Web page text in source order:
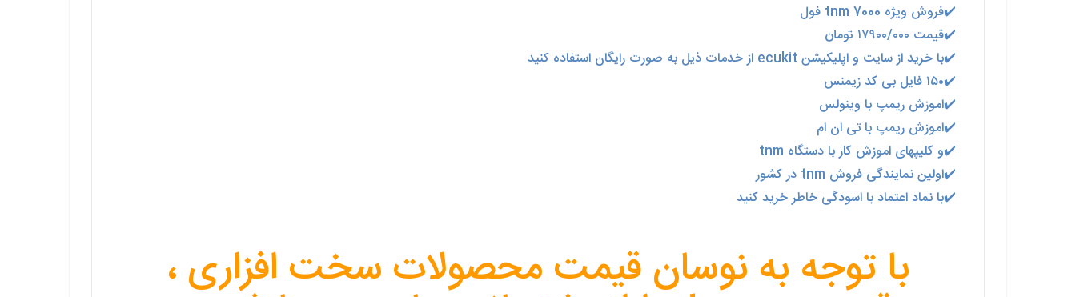
✔️فروش ویژه tnm 7000 فول
✔️قیمت ۱۷۹۰۰/۰۰۰ تومان
✔️با خرید از سایت و اپلیکیشن ecukit از خدمات ذیل به صورت رایگان استفاده کنید
✔️۱۵۰ فایل بی کد زیمنس
✔️اموزش ریمپ با وینولس
✔️اموزش ریمپ با تی ان ام
✔️و کلیپهای اموزش کار با دستگاه tnm
✔️اولین نمایندگی فروش tnm در کشور
✔️با نماد اعتماد با اسودگی خاطر خرید کنید
با توجه به نوسان قیمت محصولات سخت افزاری ،